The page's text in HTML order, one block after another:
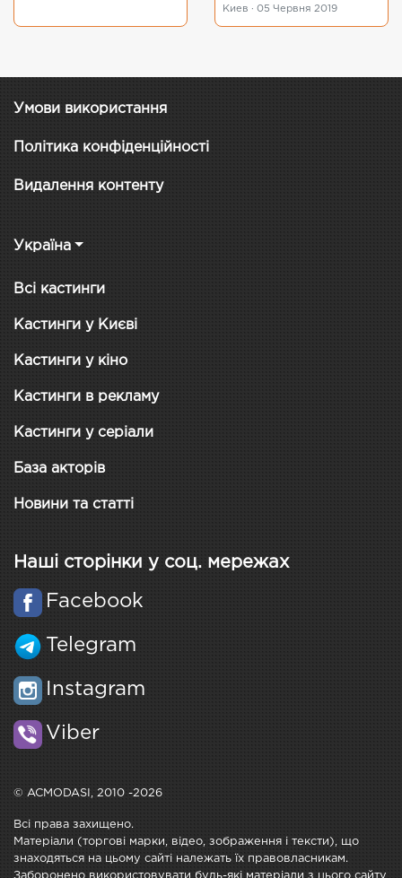
Киев · 05 Червня 2019
Умови використання
Політика конфіденційності
Видалення контенту
Україна
Всі кастинги
Кастинги у Києві
Кастинги у кіно
Кастинги в рекламу
Кастинги у серіали
База акторів
Новини та статті
Наші сторінки у соц. мережах
Facebook
Telegram
Instagram
Viber
© ACMODASI, 2010 -2026
Всі права захищено.
Матеріали (торгові марки, відео, зображення і тексти), що
знаходяться на цьому сайті належать їх правовласникам.
Заборонено використовувати будь-які матеріали з цього сайту